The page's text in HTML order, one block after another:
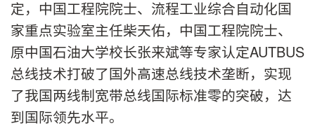
定，中国工程院院士、流程工业综合自动化国
家重点实验室主任柴天佑，中国工程院院士、
原中国石油大学校长张来斌等专家认定AUTBUS
总线技术打破了国外高速总线技术垄断，实现
了我国两线制宽带总线国际标准零的突破，达
到国际领先水平。